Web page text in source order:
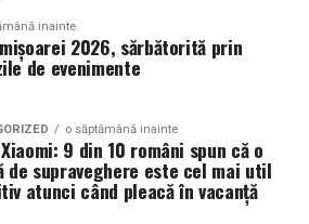
inainte
2026, sărbătorită prin
de evenimente
o săptămână inainte
9 din 10 români spun că o
de supraveghere este cel mai util
atunci când pleacă în vacanță